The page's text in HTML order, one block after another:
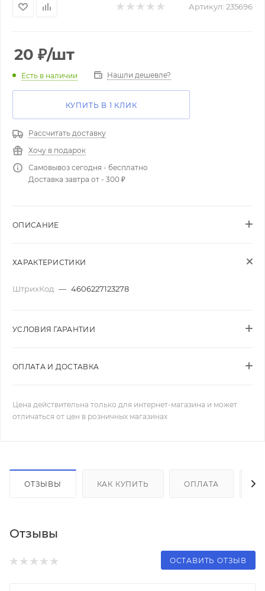
Артикул: 235696
20 ₽/шт
Есть в наличии Нашли дешевле?
КУПИТЬ В 1 КЛИК
Рассчитать доставку
Хочу в подарок
Самовывоз сегодня - бесплатно
Доставка завтра от - 300 ₽
ОПИСАНИЕ
ХАРАКТЕРИСТИКИ
ШтрихКод — 4606227123278
УСЛОВИЯ ГАРАНТИИ
ОПЛАТА И ДОСТАВКА
Цена действительна только для интернет-магазина и может
отличаться от цен в розничных магазинах
ОТЗЫВЫ КАК КУПИТЬ ОПЛАТА
Отзывы
ОСТАВИТЬ ОТЗЫВ